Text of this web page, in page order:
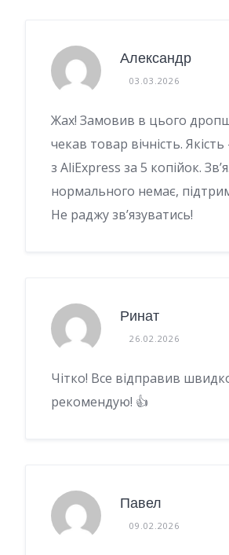
Александр
03.03.2026
Жах! Замовив в цього
чекав товар вічність.
з AliExpress за 5 копійок.
нормального немає,
Не раджу зв’язуватись!
Ринат
26.02.2026
Чітко! Все відправив
рекомендую! 👍
Павел
09.02.2026